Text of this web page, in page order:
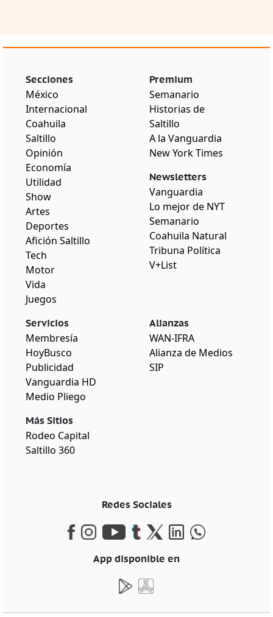
Secciones
México
Internacional
Coahuila
Saltillo
Opinión
Economía
Utilidad
Show
Artes
Deportes
Afición Saltillo
Tech
Motor
Vida
Juegos
Premium
Semanario
Historias de
Saltillo
A la Vanguardia
New York Times
Newsletters
Vanguardia
Lo mejor de NYT
Semanario
Coahuila Natural
Tribuna Política
V+List
Servicios
Membresía
HoyBusco
Publicidad
Vanguardia HD
Medio Pliego
Más Sitios
Rodeo Capital
Saltillo 360
Alianzas
WAN-IFRA
Alianza de Medios
SIP
Redes Sociales
App disponible en